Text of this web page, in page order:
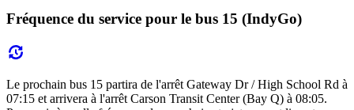
Fréquence du service pour le bus 15 (IndyGo)
Le prochain bus 15 partira de l'arrêt Gateway Dr / High School Rd à
07:15 et arrivera à l'arrêt Carson Transit Center (Bay Q) à 08:05.